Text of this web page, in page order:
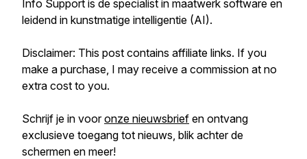
Info Support is de specialist in maatwerk software en
leidend in kunstmatige intelligentie (AI).
Disclaimer: This post contains affiliate links. If you
make a purchase, I may receive a commission at no
extra cost to you.
Schrijf je in vooronze nieuwsbrief en ontvang
exclusieve toegang tot nieuws, blik achter de
schermen en meer!